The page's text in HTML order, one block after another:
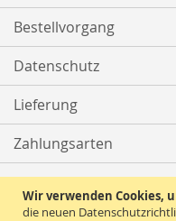
Wir verwenden Cookies,
die neuen
Bestellvorgang
Datenschutz
Lieferung
Zahlungsarten
Kontakt